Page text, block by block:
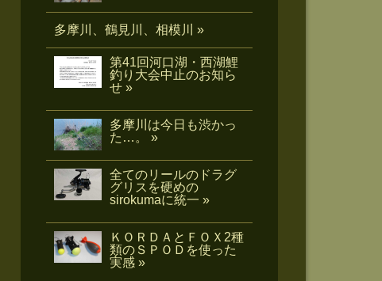
多摩川、鶴見川、相模川 »
第41回河口湖・西湖鯉
釣り大会中止のお知ら
せ »
多摩川は今日も渋かっ
た…。 »
全てのリールのドラグ
グリスを硬めの
sirokumaに統一 »
ＫＯＲＤＡとＦＯＸ2種
類のＳＰＯＤを使った
実感 »